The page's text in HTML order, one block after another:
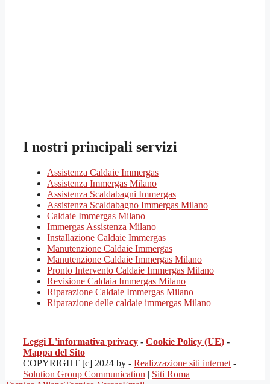
I nostri principali servizi
Assistenza Caldaie Immergas
Assistenza Immergas Milano
Assistenza Scaldabagni Immergas
Assistenza Scaldabagno Immergas Milano
Caldaie Immergas Milano
Immergas Assistenza Milano
Installazione Caldaie Immergas
Manutenzione Caldaie Immergas
Manutenzione Caldaie Immergas Milano
Pronto Intervento Caldaie Immergas Milano
Revisione Caldaia Immergas Milano
Riparazione Caldaie Immergas Milano
Riparazione delle caldaie immergas Milano
Leggi L'informativa privacy - Cookie Policy (UE) -
Mappa del Sito
COPYRIGHT [c] 2024 by - Realizzazione siti internet -
Solution Group Communication | Siti Roma